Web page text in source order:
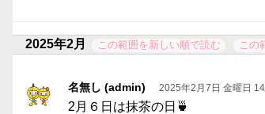
2025年2月 この範囲を新しい順で読む この
名無し (admin) 2025年2月7日 金曜日
2月６日は抹茶の日🍵